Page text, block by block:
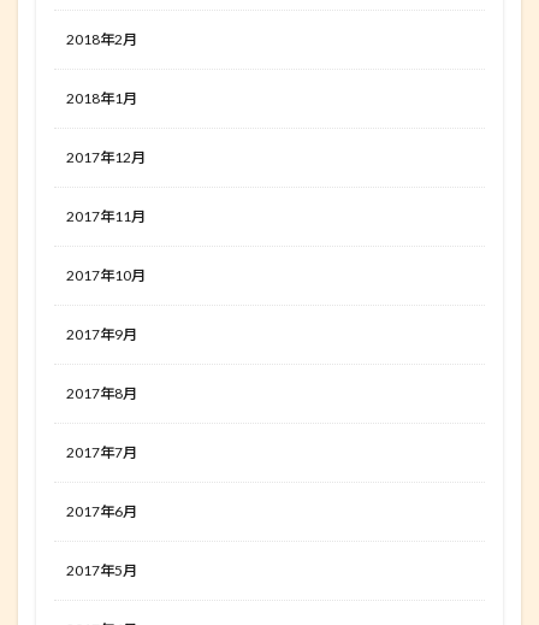
2018年2月
2018年1月
2017年12月
2017年11月
2017年10月
2017年9月
2017年8月
2017年7月
2017年6月
2017年5月